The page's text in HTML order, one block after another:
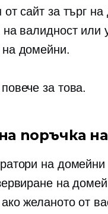
от сайт за търг
на валидност или
на домейни.
за това.
поръчка
на домейни
на
желаното от